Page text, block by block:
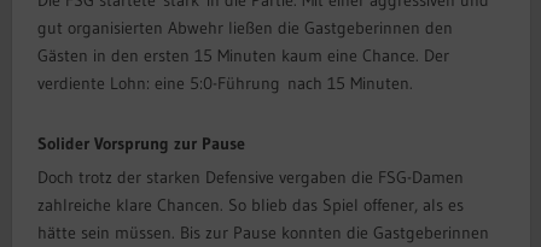
gut organisierten Abwehr ließen die Gastgeberinnen den
Gästen in den ersten 15 Minuten kaum eine Chance. Der
verdiente Lohn: eine 5:0-Führung nach 15 Minuten.
Solider Vorsprung zur Pause
Doch trotz der starken Defensive vergaben die FSG-Damen
zahlreiche klare Chancen. So blieb das Spiel offener, als es
hätte sein müssen. Bis zur Pause konnten die Gastgeberinnen